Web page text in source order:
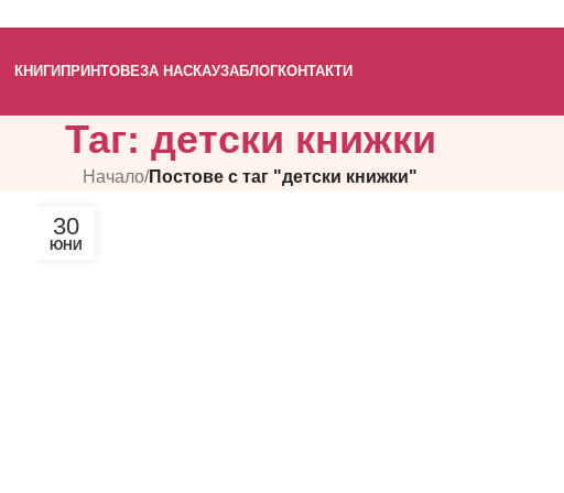
КНИГИ ПРИНТОВЕЗА НАСКАУЗАБЛОГКОНТАКТИ
Таг: детски книжки
Начало/Постове с таг "детски книжки"
30
ЮНИ